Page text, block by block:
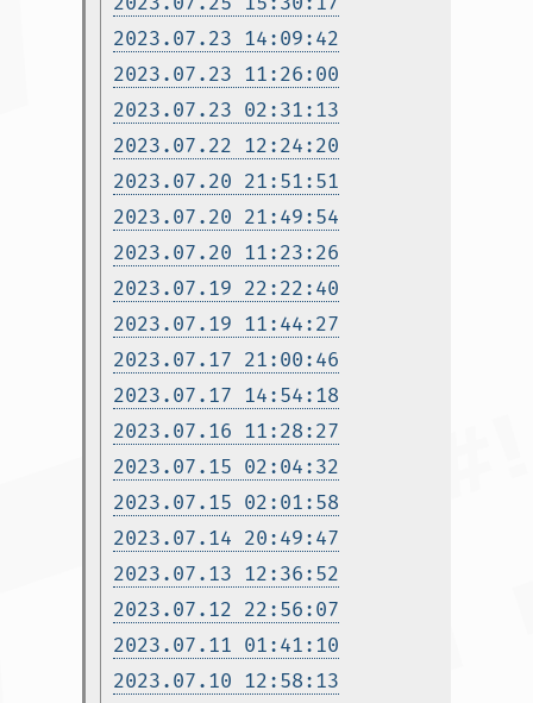
2023.07.23 14:09:42
2023.07.23 11:26:00
2023.07.23 02:31:13
2023.07.22 12:24:20
2023.07.20 21:51:51
2023.07.20 21:49:54
2023.07.20 11:23:26
2023.07.19 22:22:40
2023.07.19 11:44:27
2023.07.17 21:00:46
2023.07.17 14:54:18
2023.07.16 11:28:27
2023.07.15 02:04:32
2023.07.15 02:01:58
2023.07.14 20:49:47
2023.07.13 12:36:52
2023.07.12 22:56:07
2023.07.11 01:41:10
2023.07.10 12:58:13